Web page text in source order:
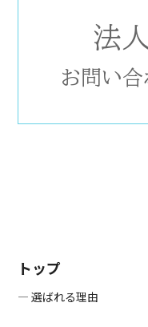
法
お問い合
トップ
― 選ばれる理由